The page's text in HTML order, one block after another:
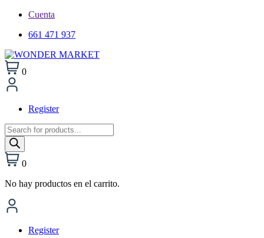
Cuenta
661 471 937
0
Register
Búsqueda
de
productos
0
No hay productos en el carrito.
Register